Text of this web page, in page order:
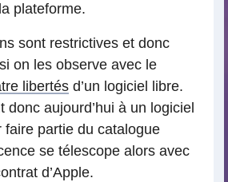
plateforme.
sont restrictives et donc
on les observe avec le
libertés d’un logiciel libre.
donc aujourd’hui à un logiciel
faire partie du catalogue
se télescope alors avec
d’Apple.